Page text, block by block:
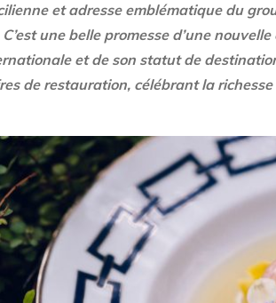
et adresse emblématique du
une belle promesse d’une
et de son statut de
de restauration, célébrant la